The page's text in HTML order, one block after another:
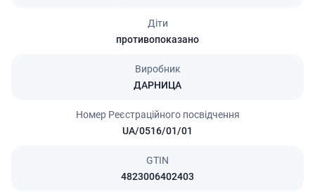
Діти
противопоказано
Виробник
ДАРНИЦА
Номер Реєстраційного посвідчення
UA/0516/01/01
GTIN
4823006402403